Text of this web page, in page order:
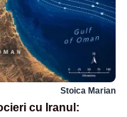
Stoica Marian
cu Iranul: